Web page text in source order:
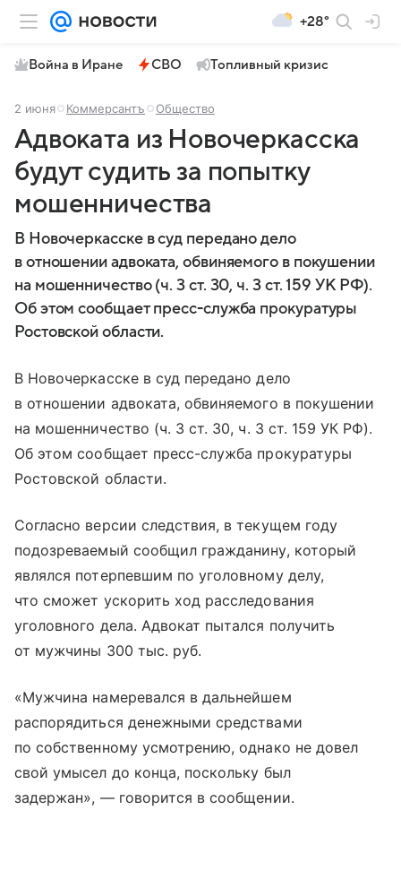
+28°
Война в Иране СВО Топливный кризис
2 июня Коммерсантъ Общество
Адвоката из Новочеркасска
будут судить за попытку
мошенничества
В Новочеркасске в суд передано дело
в отношении адвоката, обвиняемого в покушении
на мошенничество (ч. 3 ст. 30, ч. 3 ст. 159 УК РФ).
Об этом сообщает пресс-служба прокуратуры
Ростовской области.
В Новочеркасске в суд передано дело
в отношении адвоката, обвиняемого в покушении
на мошенничество (ч. 3 ст. 30, ч. 3 ст. 159 УК РФ).
Об этом сообщает пресс-служба прокуратуры
Ростовской области.
Согласно версии следствия, в текущем году
подозреваемый сообщил гражданину, который
являлся потерпевшим по уголовному делу,
что сможет ускорить ход расследования
уголовного дела. Адвокат пытался получить
от мужчины 300 тыс. руб.
«Мужчина намеревался в дальнейшем
распорядиться денежными средствами
по собственному усмотрению, однако не довел
свой умысел до конца, поскольку был
задержан», — говорится в сообщении.